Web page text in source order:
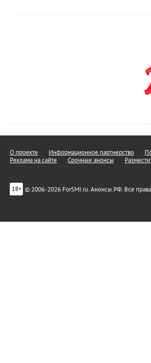
О проекте Информационное партнерство
Реклама на сайте
Срочные анонсы
18+ © 2006-2026 ForSMI.ru. Анонсы.РФ. Все